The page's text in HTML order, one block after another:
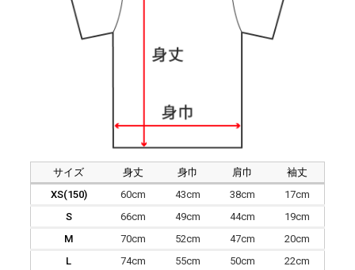
サイズ 身丈 身巾 肩巾
袖丈
XS(150)
60cm 43cm 38cm
17cm
S
66cm 49cm 44cm
19cm
M
70cm 52cm 47cm
20cm
L
74cm 55cm 50cm
22cm